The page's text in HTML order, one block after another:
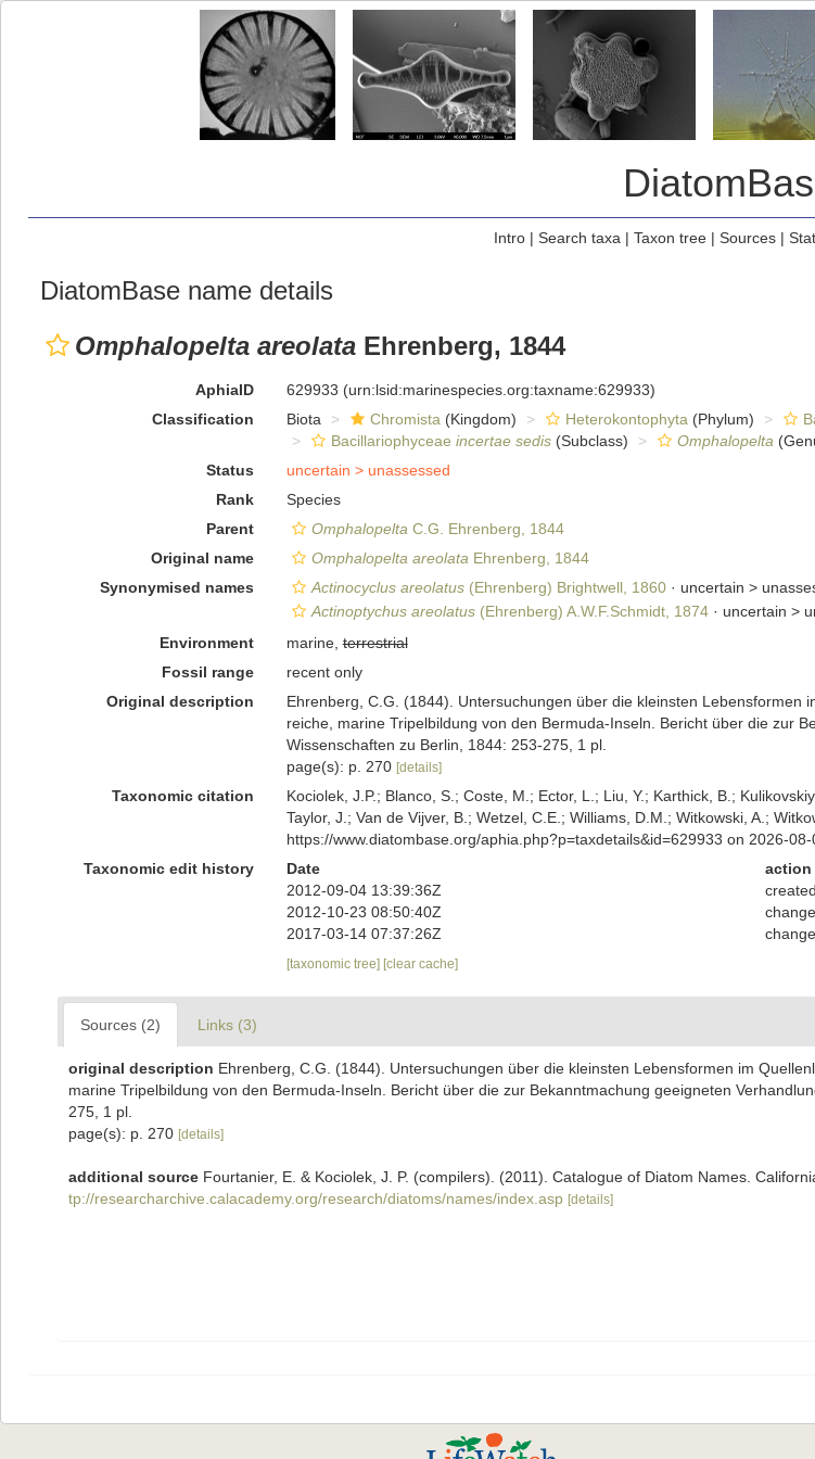
Intro| Search taxa | Taxon tree| Sources|
DiatomBase name details
Omphalopelta areolata Ehrenberg, 1844
AphiaID 629933 (urn:lsid:marinespecies.org:taxname:629933)
Classification
Biota Chromista (Kingdom) Heterokontophyta (Phylum)
Bacillariophyceae incertae sedis(Subclass) Omphalopelta
Status
uncertain > unassessed
Rank
Species
Parent
Omphalopelta C.G. Ehrenberg, 1844
Original name
Omphalopelta areolata Ehrenberg, 1844
Synonymised names
Actinocyclus areolatus(Ehrenberg) Brightwell, 1860· uncertain >
Actinoptychus areolatus(Ehrenberg) A.W.F.Schmidt, 1874· uncertain >
Environment
marine,terrestrial
Fossil range
recent only
Original description
Ehrenberg, C.G. (1844). Untersuchungen über die kleinsten
reiche, marine Tripelbildung von den Bermuda-Inseln. Bericht über die zur
Wissenschaften zu Berlin, 1844: 253-275, 1 pl.
page(s): p. 270 [details]
Taxonomic citation
Kociolek, J.P.; Blanco, S.; Coste, M.; Ector, L.; Liu, Y.; Karthick, B.;
Taylor, J.; Van de Vijver, B.; Wetzel, C.E.; Williams, D.M.; Witkowski, A.;
https://www.diatombase.org/aphia.php?p=taxdetails&id=629933 on 2026-08-
Taxonomic edit history
Date action
2012-09-04 13:39:36Z
created
2012-10-23 08:50:40Z
2017-03-14 07:37:26Z
[taxonomic tree] [clear cache]
Sources (2) Links (3)
original description Ehrenberg, C.G. (1844). Untersuchungen über die kleinsten Lebensformen im
marine Tripelbildung von den Bermuda-Inseln. Bericht über die zur Bekanntmachung geeigneten
275, 1 pl.
page(s): p. 270 [details]
additional source Fourtanier, E. & Kociolek, J. P. (compilers). (2011). Catalogue of Diatom Names.
tp://researcharchive.calacademy.org/research/diatoms/names/index.asp [details]